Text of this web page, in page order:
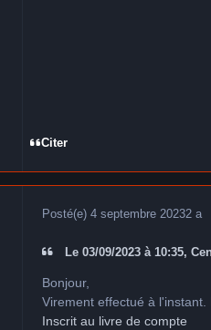
Citer
Posté(e) 4 septembre 20232 a
Le 03/09/2023 à 10:35,
Bonjour,
Virement effectué à l'instant.
Inscrit au livre de compte